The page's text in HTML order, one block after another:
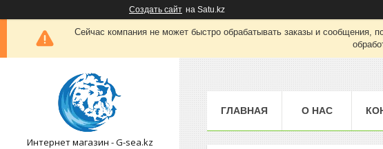
Создать сайт на Satu.kz
Сейчас компания не может быстро обрабатывать заказы и сообщения,
Интернет магазин - G-sea.kz
ГЛАВНАЯ О НАС